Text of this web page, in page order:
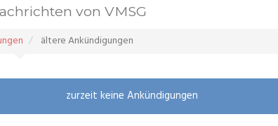
von VMSG
ältere Ankündigungen
zurzeit keine Ankündigungen